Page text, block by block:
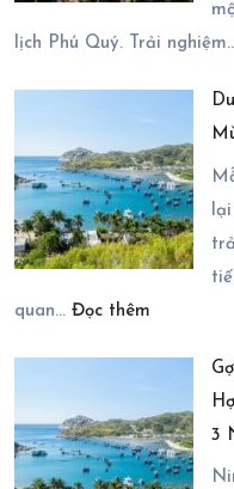
Lịch
2
Ngày
1
Đêm
lịch Phú Quý. Trải
quan… Đọc thêm
Ninh
Chữ
2
3